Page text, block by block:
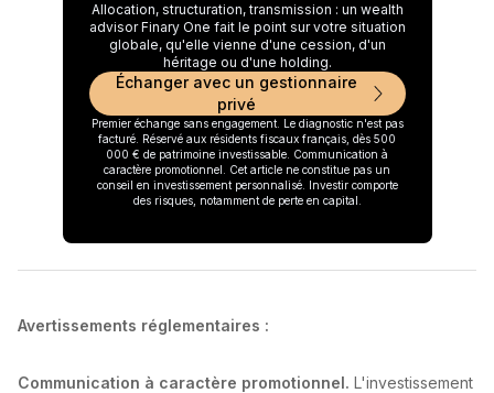
Allocation, structuration, transmission : un wealth
advisor Finary One fait le point sur votre situation
globale, qu'elle vienne d'une cession, d'un
héritage ou d'une holding.
Échanger avec un gestionnaire
privé
Premier échange sans engagement. Le diagnostic n'est pas
facturé. Réservé aux résidents fiscaux français, dès 500
000 € de patrimoine investissable. Communication à
caractère promotionnel. Cet article ne constitue pas un
conseil en investissement personnalisé. Investir comporte
des risques, notamment de perte en capital.
Avertissements réglementaires :
Communication à caractère promotionnel. L'investissement